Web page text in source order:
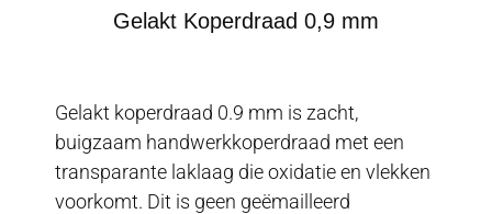
Gelakt Koperdraad 0,9 mm
Gelakt koperdraad 0.9 mm is zacht,
buigzaam handwerkkoperdraad met een
transparante laklaag die oxidatie en vlekken
voorkomt. Dit is geen geëmailleerd